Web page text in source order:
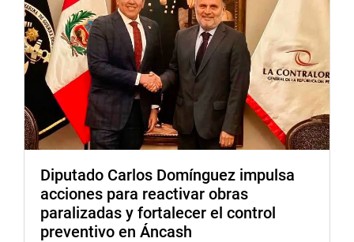
Diputado Carlos Domínguez impulsa
acciones para reactivar obras
paralizadas y fortalecer el control
preventivo en Áncash